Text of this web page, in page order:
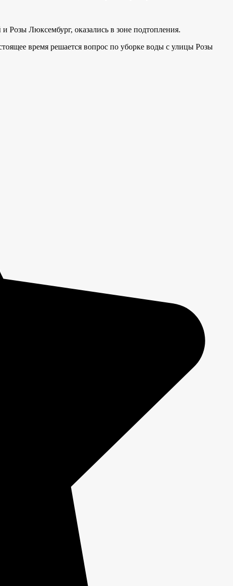
Розы Люксембург, оказались в зоне подтопления.
время решается вопрос по уборке воды с улицы Розы